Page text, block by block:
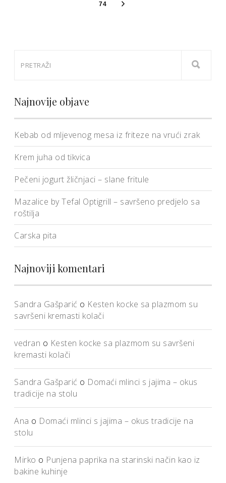
74
Najnovije objave
Kebab od mljevenog mesa iz friteze na vrući zrak
Krem juha od tikvica
Pečeni jogurt žličnjaci – slane fritule
Mazalice by Tefal Optigrill – savršeno predjelo sa
roštilja
Carska pita
Najnoviji komentari
Sandra Gašparić o Kesten kocke sa plazmom su
savršeni kremasti kolači
vedran o Kesten kocke sa plazmom su savršeni
kremasti kolači
Sandra Gašparić o Domaći mlinci s jajima – okus
tradicije na stolu
Ana o Domaći mlinci s jajima – okus tradicije na
stolu
Mirko o Punjena paprika na starinski način kao iz
bakine kuhinje